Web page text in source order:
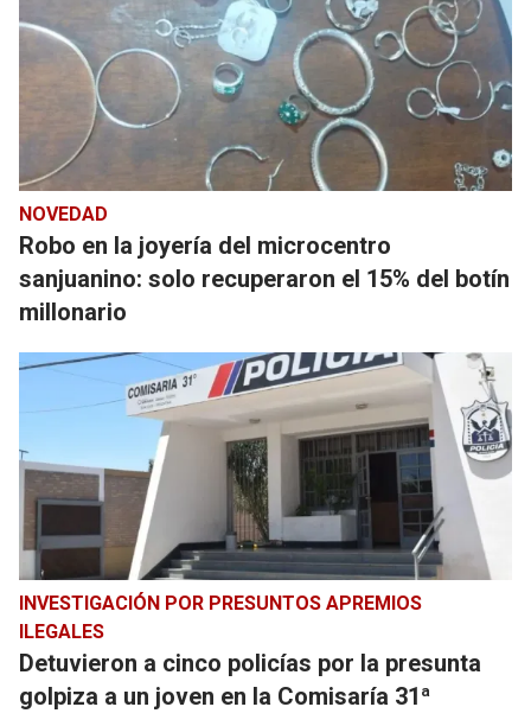
NOVEDAD
Robo en la joyería del microcentro
sanjuanino: solo recuperaron el 15% del botín
millonario
INVESTIGACIÓN POR PRESUNTOS APREMIOS
ILEGALES
Detuvieron a cinco policías por la presunta
golpiza a un joven en la Comisaría 31ª